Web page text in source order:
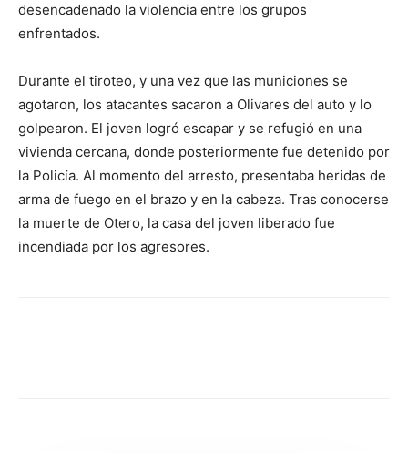
desencadenado la violencia entre los grupos
enfrentados.
Durante el tiroteo, y una vez que las municiones se
agotaron, los atacantes sacaron a Olivares del auto y lo
golpearon. El joven logró escapar y se refugió en una
vivienda cercana, donde posteriormente fue detenido por
la Policía. Al momento del arresto, presentaba heridas de
arma de fuego en el brazo y en la cabeza. Tras conocerse
la muerte de Otero, la casa del joven liberado fue
incendiada por los agresores.